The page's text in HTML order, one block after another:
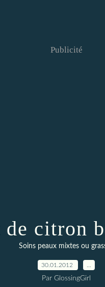
Publicité
citron
Soins peaux mixtes ou
30.01.2012
Par GlossingGirl